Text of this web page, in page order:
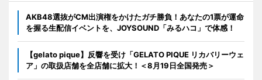
AKB48選抜がCM出演権をかけたガチ勝負！あなたの1票が運命
を握る生配信イベントを、JOYSOUND「みるハコ」で体感！
【gelato pique】反響を受け「GELATO PIQUE リカバリーウェ
ア」の取扱店舗を全店舗に拡大！＜8月19日全国発売＞